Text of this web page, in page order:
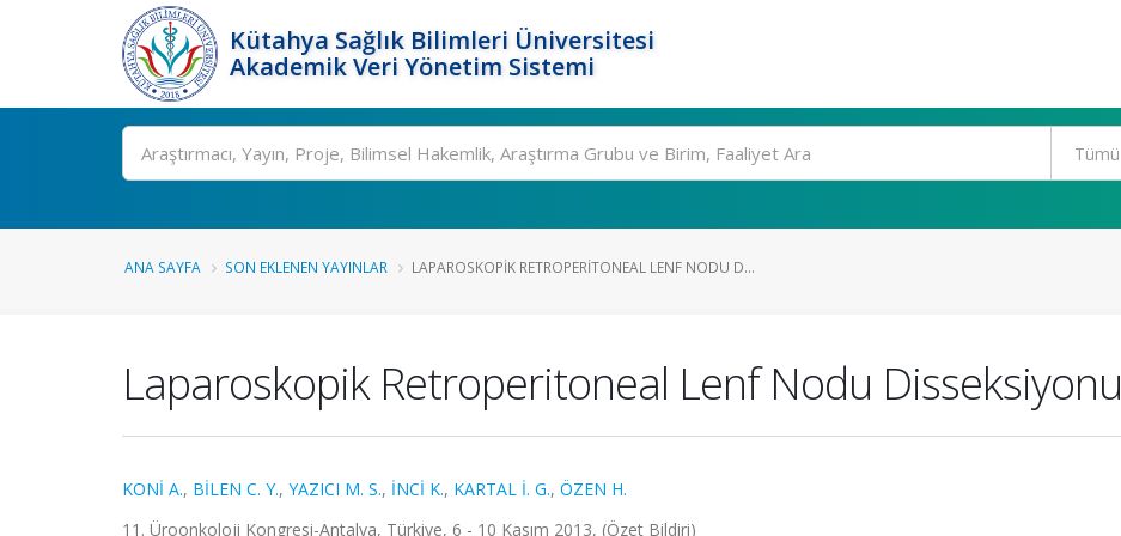
Kütahya Sağlık Bilimleri Üniversitesi
Akademik Veri Yönetim Sistemi
Ara
ANA SAYFA SON EKLENEN YAYINLAR LAPAROSKOPIK RETROPERITONEAL LENF NODU D...
Laparoskopik Retroperitoneal Lenf Nodu Disseksiyonu
KONİ A., BİLEN C. Y., YAZICI M. S., İNCİ K., KARTAL İ. G., ÖZEN H.
11. Üroonkoloji Kongresi-Antalya, Türkiye, 6 - 10 Kasım 2013, (Özet Bildiri)